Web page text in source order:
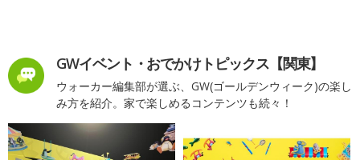
GWイベント・おでかけトピックス【関東】
ウォーカー編集部が選ぶ、GW(ゴールデンウィーク)の楽し
み方を紹介。家で楽しめるコンテンツも続々！